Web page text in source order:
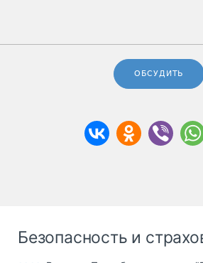
ОБСУДИТЬ
Безопасность и